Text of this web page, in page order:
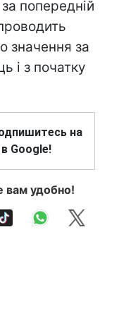
попередній
значення за
і з початку
на
Google!
вам удобно!